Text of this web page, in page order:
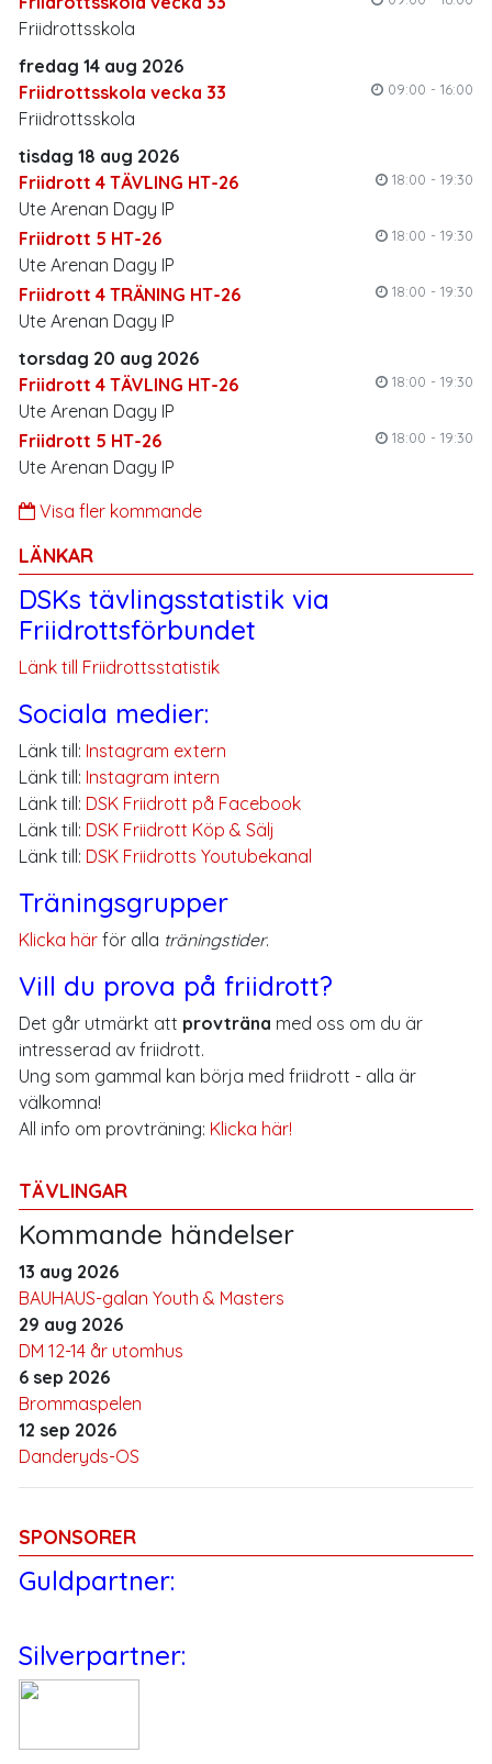
Friidrottsskola
fredag 14 aug 2026
Friidrottsskola vecka 33
09:00 - 16:00
Friidrottsskola
tisdag 18 aug 2026
Friidrott 4 TÄVLING HT-26
18:00 - 19:30
Ute Arenan Dagy IP
Friidrott 5 HT-26
18:00 - 19:30
Ute Arenan Dagy IP
Friidrott 4 TRÄNING HT-26
18:00 - 19:30
Ute Arenan Dagy IP
torsdag 20 aug 2026
Friidrott 4 TÄVLING HT-26
18:00 - 19:30
Ute Arenan Dagy IP
Friidrott 5 HT-26
18:00 - 19:30
Ute Arenan Dagy IP
Visa fler kommande
LÄNKAR
DSKs tävlingsstatistik via
Friidrottsförbundet
Länk till Friidrottsstatistik
Sociala medier:
Länk till: Instagram extern
Länk till: Instagram intern
Länk till: DSK Friidrott på Facebook
Länk till: DSK Friidrott Köp & Sälj
Länk till: DSK Friidrotts Youtubekanal
Träningsgrupper
Klicka här för alla träningstider.
Vill du prova på friidrott?
Det går utmärkt att provträna med oss om du är
intresserad av friidrott.
Ung som gammal kan börja med friidrott - alla är
välkomna!
All info om provträning: Klicka här!
TÄVLINGAR
Kommande händelser
13 aug 2026
BAUHAUS-galan Youth & Masters
29 aug 2026
DM 12-14 år utomhus
6 sep 2026
Brommaspelen
12 sep 2026
Danderyds-OS
SPONSORER
Guldpartner:
Silverpartner: